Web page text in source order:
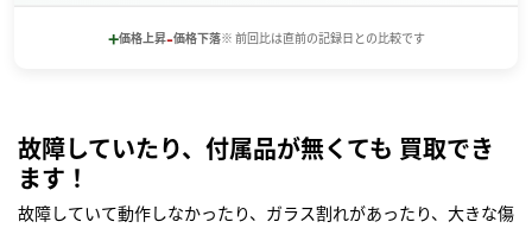
+価格上昇-価格下落※ 前回比は直前の記録日との比較です
故障していたり、付属品が無くても 買取でき
ます！
故障していて動作しなかったり、ガラス割れがあったり、大きな傷